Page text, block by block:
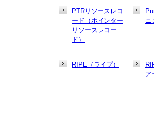
PTRリソースレコ
ード（ポインター
リソースレコー
ド）
ニ
RIPE（ライプ）
ア